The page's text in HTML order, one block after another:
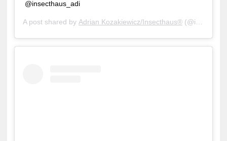
@insecthaus_adi
A post shared by Adrian Kozakiewicz/Insecthaus® (@insecthaus_adi) on